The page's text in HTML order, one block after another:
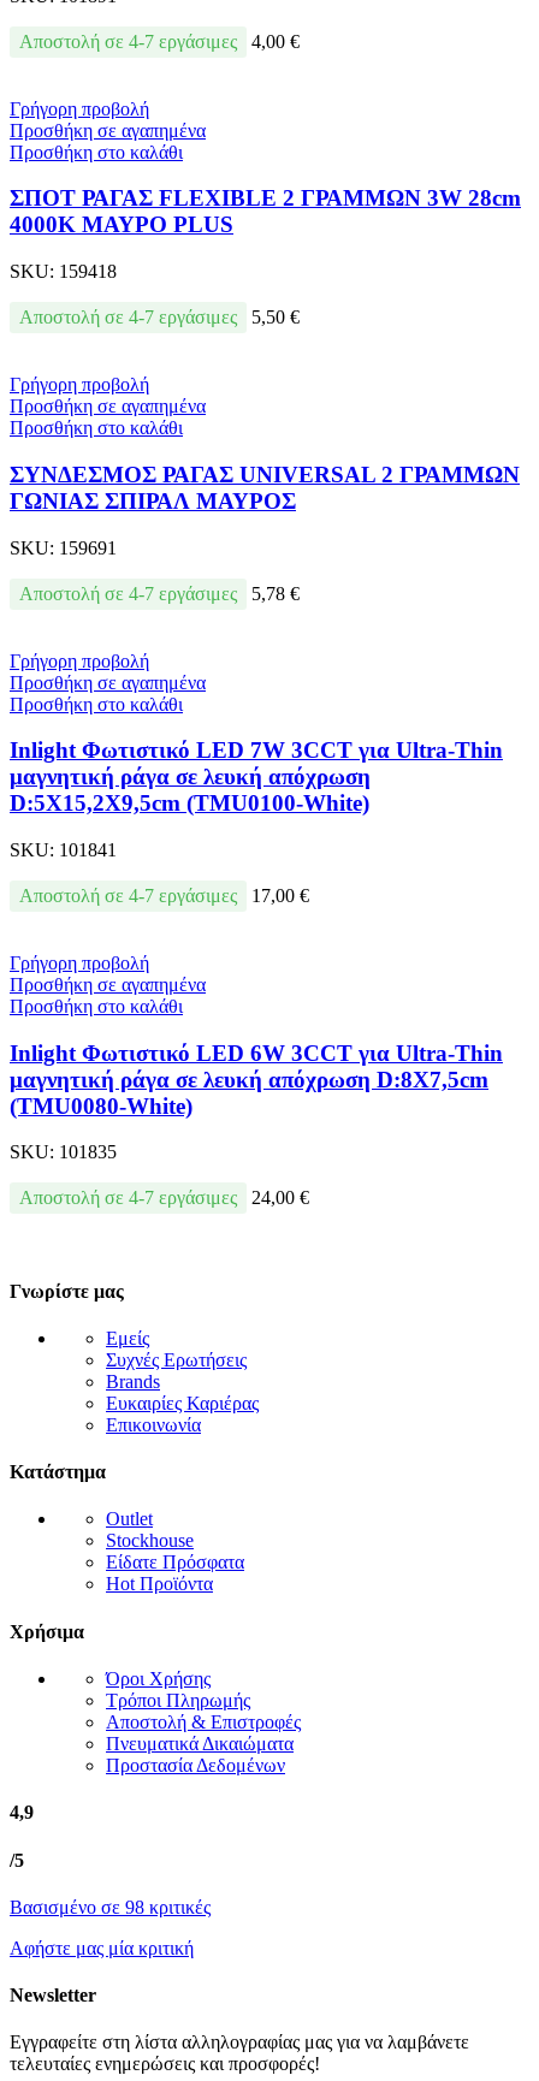
Αποστολή σε 4-7 εργάσιμες 4,00 €
Γρήγορη προβολή
Προσθήκη σε αγαπημένα
Προσθήκη στο καλάθι
ΣΠΟΤ ΡΑΓΑΣ FLEXIBLE 2 ΓΡΑΜΜΩΝ 3W 28cm
4000K ΜΑΥΡΟ PLUS
SKU: 159418
Αποστολή σε 4-7 εργάσιμες 5,50 €
Γρήγορη προβολή
Προσθήκη σε αγαπημένα
Προσθήκη στο καλάθι
ΣΥΝΔΕΣΜΟΣ ΡΑΓΑΣ UNIVERSAL 2 ΓΡΑΜΜΩΝ
ΓΩΝΙΑΣ ΣΠΙΡΑΛ ΜΑΥΡΟΣ
SKU: 159691
Αποστολή σε 4-7 εργάσιμες 5,78 €
Γρήγορη προβολή
Προσθήκη σε αγαπημένα
Προσθήκη στο καλάθι
Inlight Φωτιστικό LED 7W 3CCT για Ultra-Thin
μαγνητική ράγα σε λευκή απόχρωση
D:5X15,2X9,5cm (TMU0100-White)
SKU: 101841
Αποστολή σε 4-7 εργάσιμες 17,00 €
Γρήγορη προβολή
Προσθήκη σε αγαπημένα
Προσθήκη στο καλάθι
Inlight Φωτιστικό LED 6W 3CCT για Ultra-Thin
μαγνητική ράγα σε λευκή απόχρωση D:8X7,5cm
(TMU0080-White)
SKU: 101835
Αποστολή σε 4-7 εργάσιμες 24,00 €
Γνωρίστε μας
Εμείς
Συχνές Ερωτήσεις
Brands
Ευκαιρίες Καριέρας
Επικοινωνία
Κατάστημα
Outlet
Stockhouse
Είδατε Πρόσφατα
Hot Προϊόντα
Χρήσιμα
Όροι Χρήσης
Τρόποι Πληρωμής
Αποστολή & Επιστροφές
Πνευματικά Δικαιώματα
Προστασία Δεδομένων
4,9
/5
Βασισμένο σε 98 κριτικές
Αφήστε μας μία κριτική
Newsletter
Εγγραφείτε στη λίστα αλληλογραφίας μας για να λαμβάνετε
τελευταίες ενημερώσεις και προσφορές!